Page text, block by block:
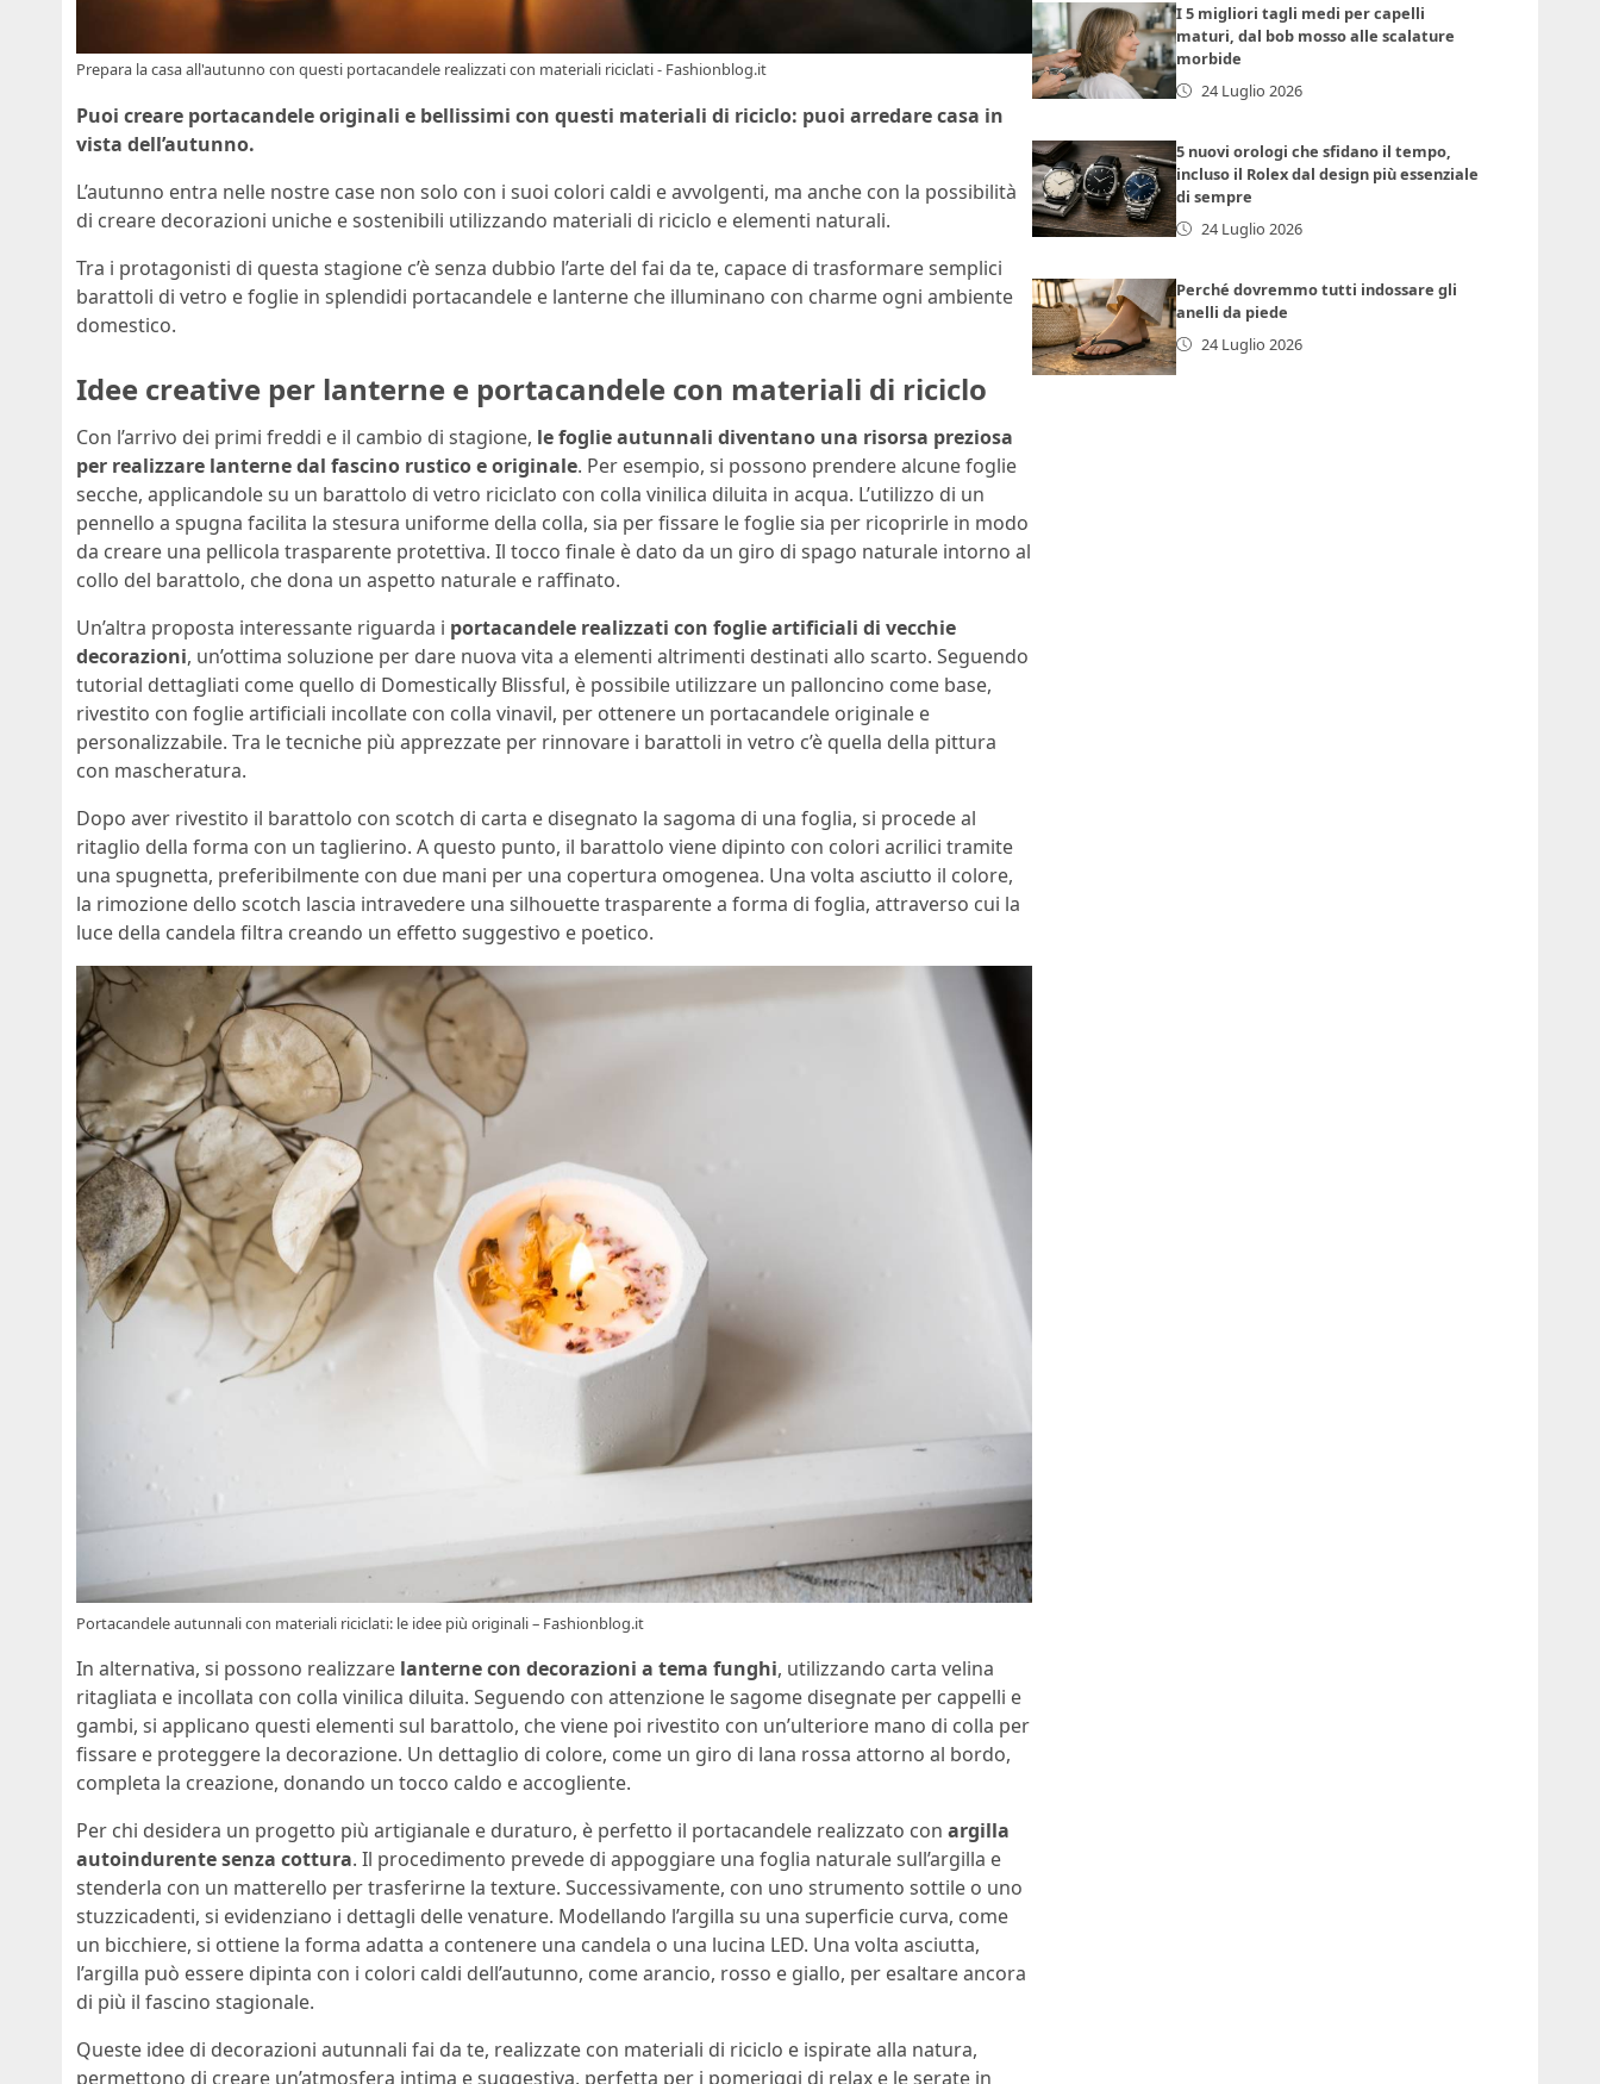
Prepara la casa all'autunno con questi portacandele realizzati con materiali riciclati - Fashionblog.it
Puoi creare portacandele originali e bellissimi con questi materiali di riciclo: puoi arredare casa in
vista dell’autunno.
L’autunno entra nelle nostre case non solo con i suoi colori caldi e avvolgenti, ma anche con la possibilità
di creare decorazioni uniche e sostenibili utilizzando materiali di riciclo e elementi naturali.
Tra i protagonisti di questa stagione c’è senza dubbio l’arte del fai da te, capace di trasformare semplici
barattoli di vetro e foglie in splendidi portacandele e lanterne che illuminano con charme ogni ambiente
domestico.
Idee creative per lanterne e portacandele con materiali di riciclo
Con l’arrivo dei primi freddi e il cambio di stagione, le foglie autunnali diventano una risorsa preziosa
per realizzare lanterne dal fascino rustico e originale. Per esempio, si possono prendere alcune foglie
secche, applicandole su un barattolo di vetro riciclato con colla vinilica diluita in acqua. L’utilizzo di un
pennello a spugna facilita la stesura uniforme della colla, sia per fissare le foglie sia per ricoprirle in modo
da creare una pellicola trasparente protettiva. Il tocco finale è dato da un giro di spago naturale intorno al
collo del barattolo, che dona un aspetto naturale e raffinato.
Un’altra proposta interessante riguarda i portacandele realizzati con foglie artificiali di vecchie
decorazioni, un’ottima soluzione per dare nuova vita a elementi altrimenti destinati allo scarto. Seguendo
tutorial dettagliati come quello di Domestically Blissful, è possibile utilizzare un palloncino come base,
rivestito con foglie artificiali incollate con colla vinavil, per ottenere un portacandele originale e
personalizzabile. Tra le tecniche più apprezzate per rinnovare i barattoli in vetro c’è quella della pittura
con mascheratura.
Dopo aver rivestito il barattolo con scotch di carta e disegnato la sagoma di una foglia, si procede al
ritaglio della forma con un taglierino. A questo punto, il barattolo viene dipinto con colori acrilici tramite
una spugnetta, preferibilmente con due mani per una copertura omogenea. Una volta asciutto il colore,
la rimozione dello scotch lascia intravedere una silhouette trasparente a forma di foglia, attraverso cui la
luce della candela filtra creando un effetto suggestivo e poetico.
Portacandele autunnali con materiali riciclati: le idee più originali – Fashionblog.it
In alternativa, si possono realizzare lanterne con decorazioni a tema funghi, utilizzando carta velina
ritagliata e incollata con colla vinilica diluita. Seguendo con attenzione le sagome disegnate per cappelli e
gambi, si applicano questi elementi sul barattolo, che viene poi rivestito con un’ulteriore mano di colla per
fissare e proteggere la decorazione. Un dettaglio di colore, come un giro di lana rossa attorno al bordo,
completa la creazione, donando un tocco caldo e accogliente.
Per chi desidera un progetto più artigianale e duraturo, è perfetto il portacandele realizzato con argilla
autoindurente senza cottura. Il procedimento prevede di appoggiare una foglia naturale sull’argilla e
stenderla con un matterello per trasferirne la texture. Successivamente, con uno strumento sottile o uno
stuzzicadenti, si evidenziano i dettagli delle venature. Modellando l’argilla su una superficie curva, come
un bicchiere, si ottiene la forma adatta a contenere una candela o una lucina LED. Una volta asciutta,
l’argilla può essere dipinta con i colori caldi dell’autunno, come arancio, rosso e giallo, per esaltare ancora
di più il fascino stagionale.
Queste idee di decorazioni autunnali fai da te, realizzate con materiali di riciclo e ispirate alla natura,
permettono di creare un’atmosfera intima e suggestiva, perfetta per i pomeriggi di relax e le serate in
I 5 migliori tagli medi per capelli
maturi, dal bob mosso alle scalature
morbide
24 Luglio 2026
5 nuovi orologi che sfidano il tempo,
incluso il Rolex dal design più essenziale
di sempre
24 Luglio 2026
Perché dovremmo tutti indossare gli
anelli da piede
24 Luglio 2026